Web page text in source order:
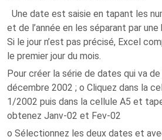
Une date est saisie en tapant les
et de l’année en les séparant par
Si le jour n’est pas précisé, Excel
le premier jour du mois.
Pour créer la série de dates qui va
décembre 2002 ; o Cliquez dans la
1/2002 puis dans la cellule A5 et
obtenez Janv-02 et Fev-02
o Sélectionnez les deux dates et